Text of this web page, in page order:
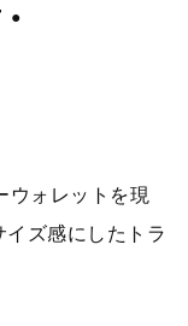
ウォレットを現
ズ感にしたトラ